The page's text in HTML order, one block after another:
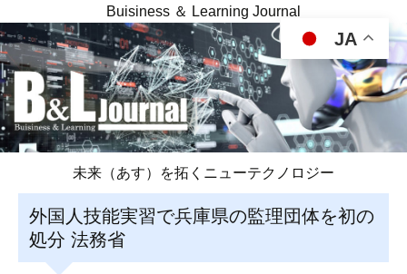
Buisiness ＆ Learning Journal
未来（あす）を拓くニューテクノロジー
外国人技能実習で兵庫県の監理団体を初の
処分 法務省
JA